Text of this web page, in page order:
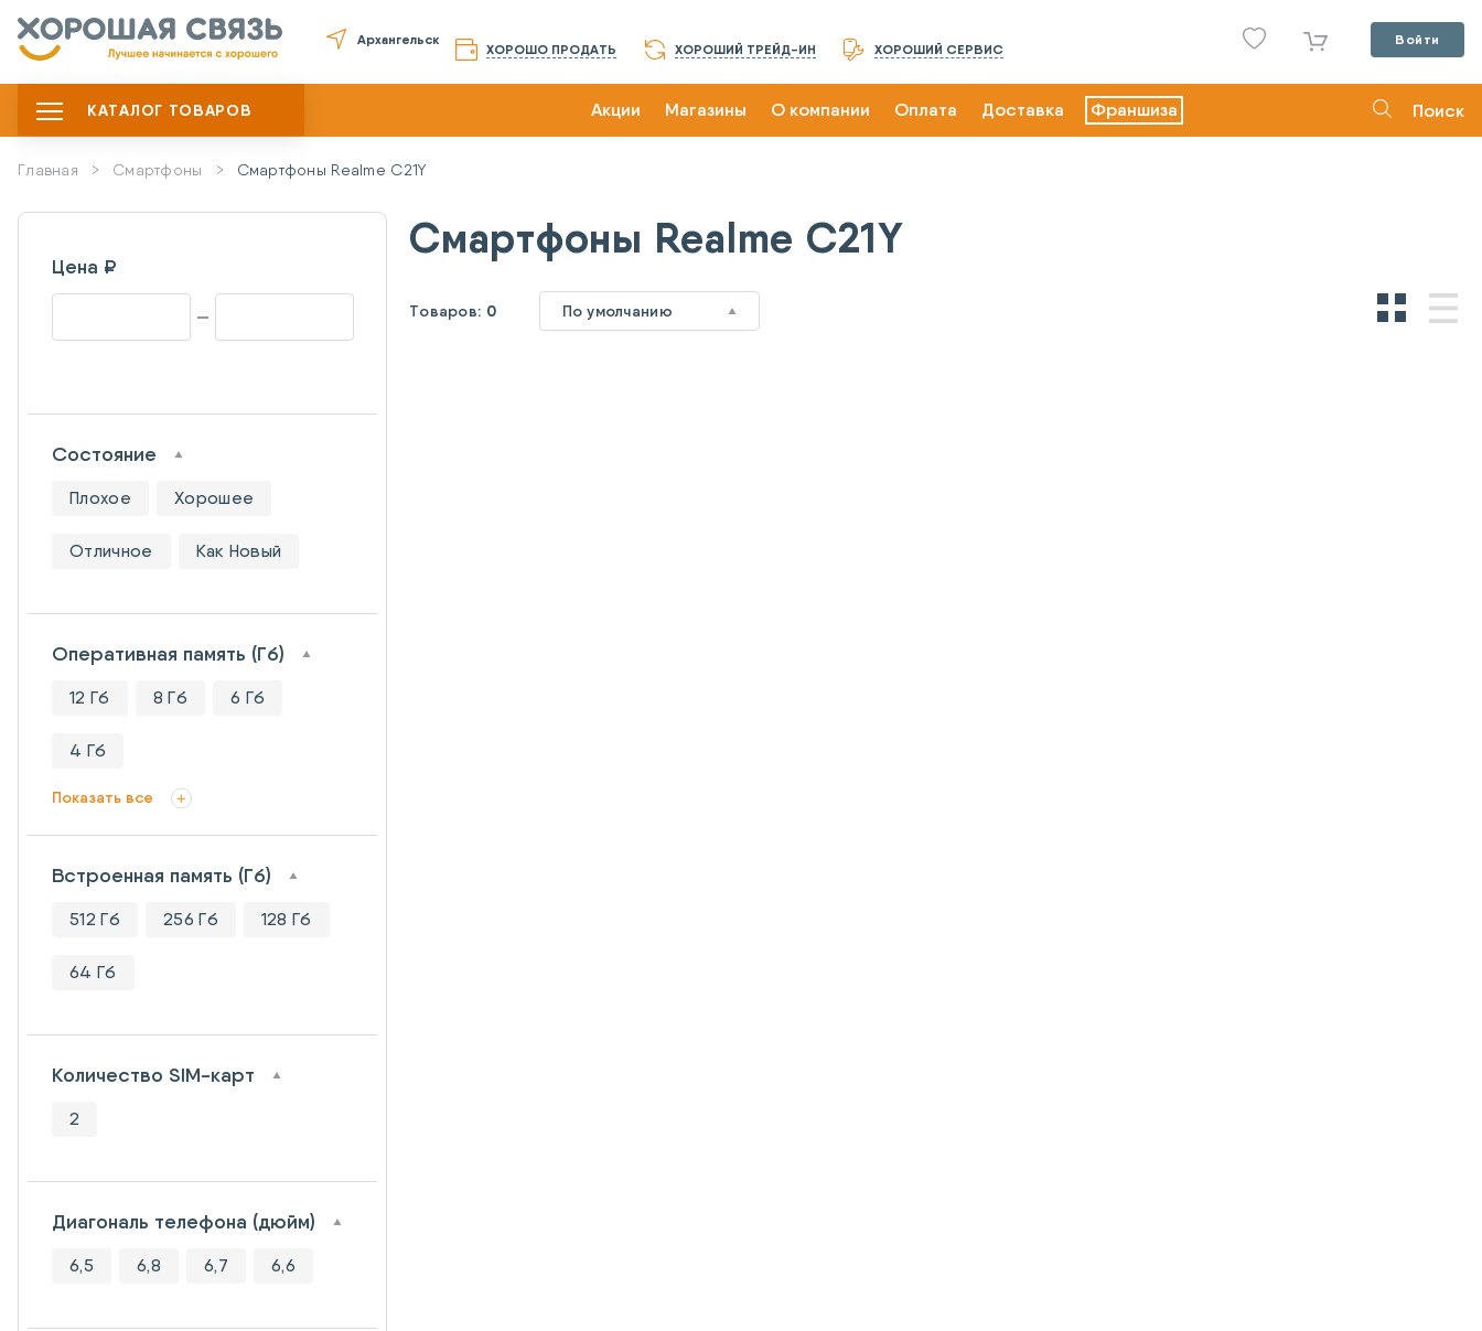
Архангельск
ХОРОШО ПРОДАТЬ ХОРОШИЙ ТРЕЙД-ИН ХОРОШИЙ СЕРВИС
Войти
КАТАЛОГ ТОВАРОВ Акции Магазины О компании Оплата Доставка Франшиза Поиск
Главная Смартфоны Смартфоны Realme C21Y
Цена ₽
Состояние
Плохое Хорошее
Отличное Как Новый
Оперативная память (Гб)
12 Гб 8 Гб 6 Гб
4 Гб
Показать все
Встроенная память (Гб)
512 Гб 256 Гб 128 Гб
64 Гб
Количество SIM-карт
2
Диагональ телефона (дюйм)
6,5 6,8 6,7 6,6
Смартфоны Realme C21Y
Товаров: 0 По умолчанию